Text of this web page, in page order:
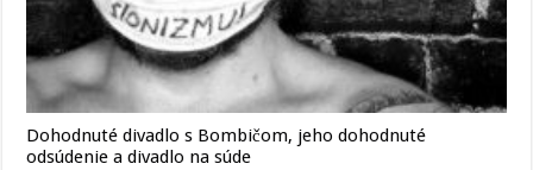
Dohodnuté divadlo s Bombičom, jeho dohodnuté
odsúdenie a divadlo na súde